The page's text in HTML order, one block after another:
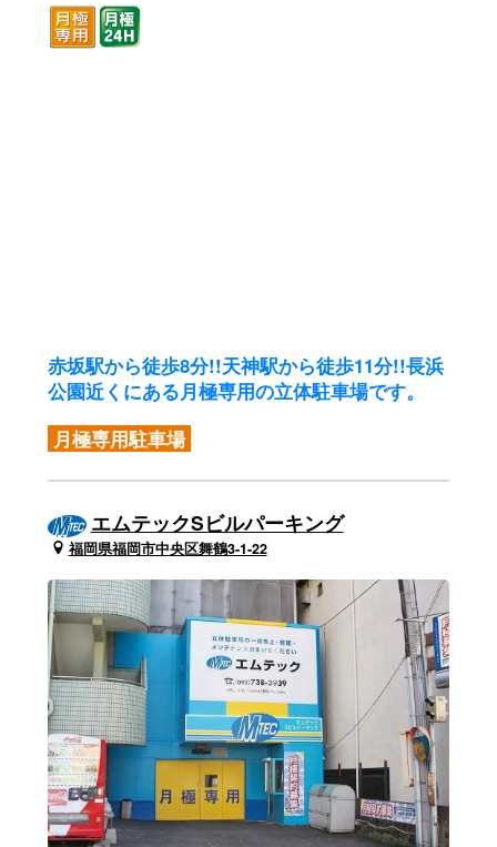
赤坂駅から徒歩8分!!天神駅から徒歩11分!!長浜
公園近くにある月極専用の立体駐車場です。
月極専用駐車場
エムテックSビルパーキング
福岡県福岡市中央区舞鶴3-1-22